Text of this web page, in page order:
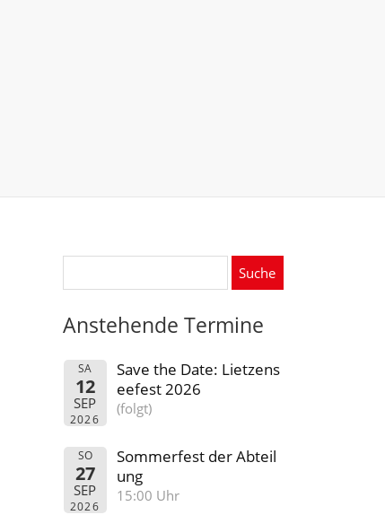
Anstehende Termine
SA
12
SEP
2026
Save the Date: Lietzens
eefest 2026
(folgt)
SO
27
SEP
2026
Sommerfest der Abteil
ung
15:00 Uhr